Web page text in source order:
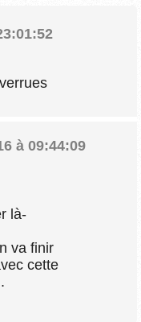
à 09:44:09
là-
va finir
cette